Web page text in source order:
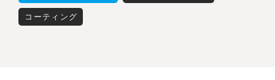
コーティング